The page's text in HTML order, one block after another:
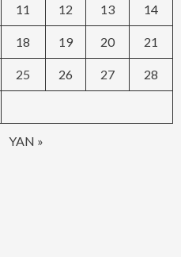
YAN »
11 12 13 14
18 19 20 21
25 26 27 28